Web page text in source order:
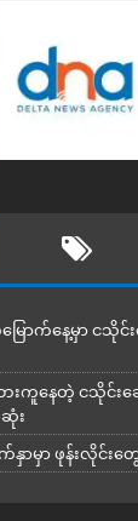
ြောက်နေ့မှာ ငသိုင်
ေးကူနေတဲ့ ငသိုင်း
ဆုံး
နှာမှာ ဖုန်းလိုင်း